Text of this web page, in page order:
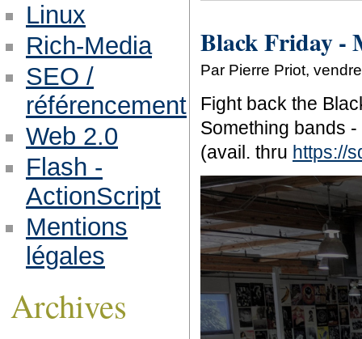
Black Friday -
Par Pierre Priot,
Fight back the
Something bands
(avail. thru https://
Linux
Rich-Media
SEO /
référencement
Web 2.0
Flash -
ActionScript
Mentions
légales
Archives